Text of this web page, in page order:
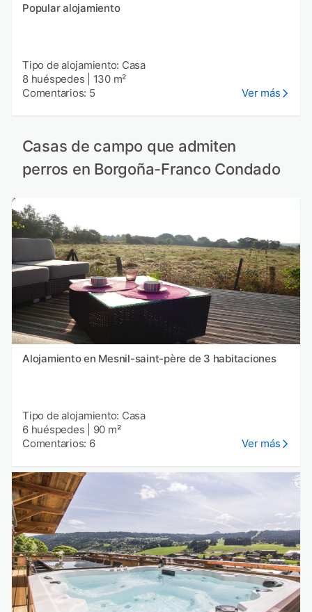
Popular alojamiento
Tipo de alojamiento: Casa
8 huéspedes
130 m²
Comentarios: 5
Ver más
Casas de campo que admiten
perros en Borgoña-Franco Condado
Alojamiento en Mesnil-saint-père de 3 habitaciones
Tipo de alojamiento: Casa
6 huéspedes
90 m²
Comentarios: 6
Ver más